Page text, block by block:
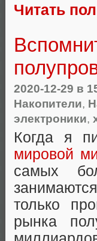
Читать
2020-12-29 в
Накопители,
электроники,
Когда я
мировой
самых
только
рынка